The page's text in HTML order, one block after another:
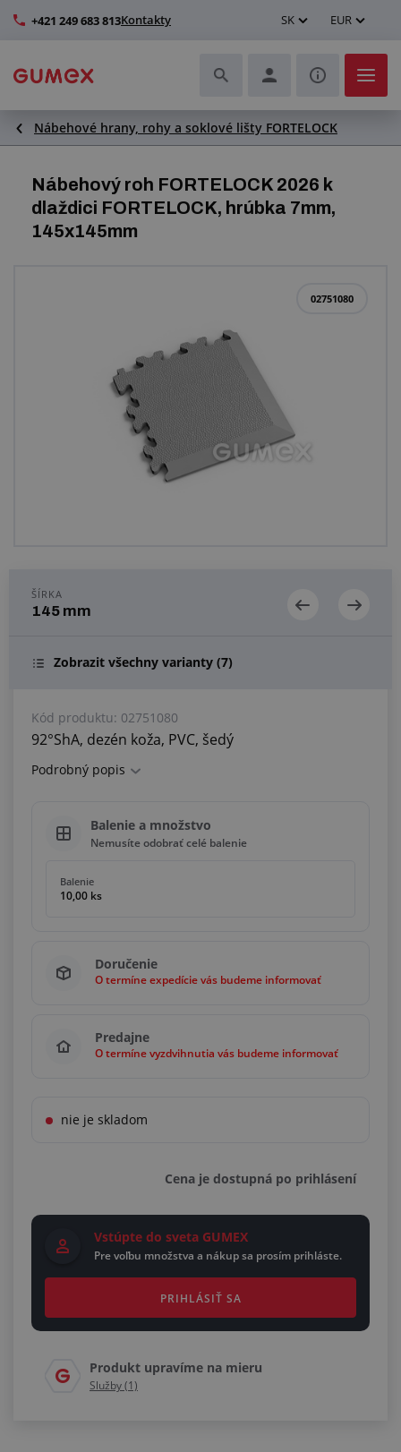
+421 249 683 813Kontakty SK EUR
Hadice a ich kompletizácia
Profily a výroba tesnení
Technické plasty
Ďalšie gumové a plastové výrobky
Nábehové hrany, rohy a soklové lišty FORTELOCK
Nábehový roh FORTELOCK 2026 k
dlaždici FORTELOCK, hrúbka 7mm,
145x145mm
02751080
ŠÍRKA
145 mm
Zobrazit všechny varianty (7)
Kód produktu: 02751080
92°ShA, dezén koža, PVC, šedý
Podrobný popis
Balenie a množstvo
Nemusíte odobrať celé balenie
Balenie
10,00 ks
Doručenie
O termíne expedície vás budeme informovať
Predajne
O termíne vyzdvihnutia vás budeme informovať
nie je skladom
Cena je dostupná po prihlásení
Vstúpte do sveta GUMEX
Pre voľbu množstva a nákup sa prosím prihláste.
PRIHLÁSIŤ SA
Produkt upravíme na mieru
Služby (1)